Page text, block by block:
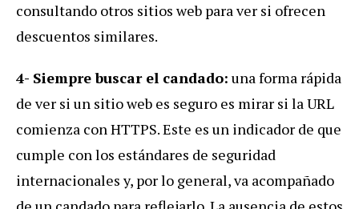
consultando otros sitios web para ver si ofrecen
descuentos similares.
4- Siempre buscar el candado: una forma rápida
de ver si un sitio web es seguro es mirar si la URL
comienza con HTTPS. Este es un indicador de que
cumple con los estándares de seguridad
internacionales y, por lo general, va acompañado